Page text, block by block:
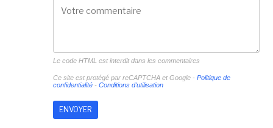
Le code HTML est interdit dans les commentaires
Ce site est protégé par reCAPTCHA et Google - Politique de
confidentialité- Conditions d'utilisation